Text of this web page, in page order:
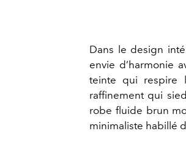
Dans le design
envie d’harmonie
teinte qui respire
raffinement qui
robe fluide brun
minimaliste habillé